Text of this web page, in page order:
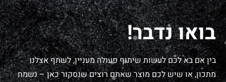
בואו נדבר!
בין אם בא לכם לעשות שיתוף פעולה מעניין, לשתף אצלנו
מתכון, או שיש לכם מוצר שאתם רוצים שנסקור כאן – נשמח